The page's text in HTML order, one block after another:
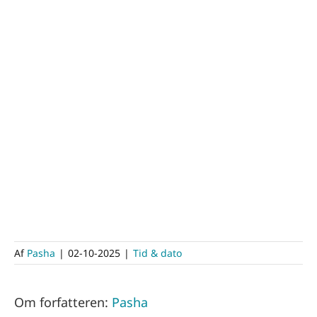
Af Pasha | 02-10-2025 | Tid & dato
Om forfatteren: Pasha